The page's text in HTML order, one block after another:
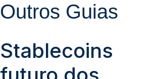
Outros Guias
Stablecoins